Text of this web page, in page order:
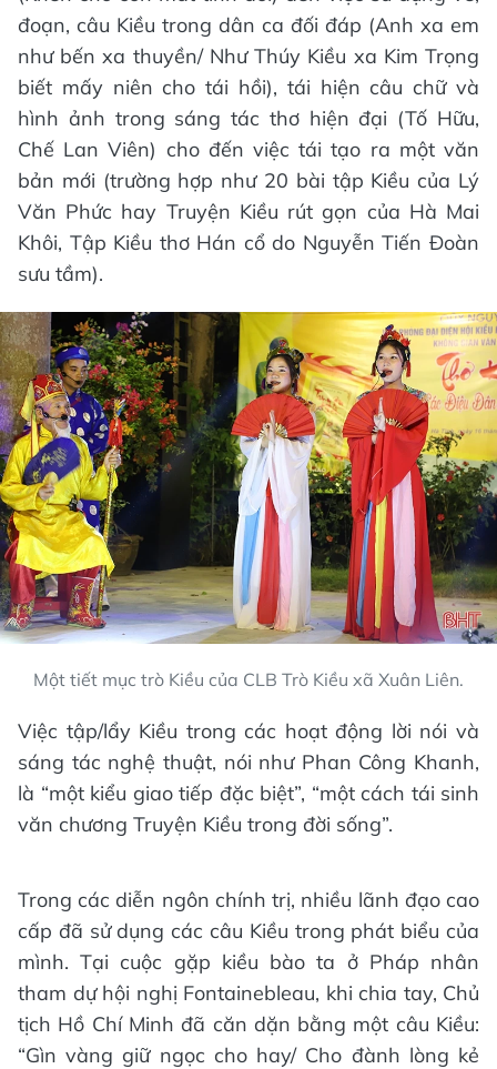
đoạn, câu Kiều trong dân ca đối đáp (Anh xa em
như bến xa thuyền/ Như Thúy Kiều xa Kim Trọng
biết mấy niên cho tái hồi), tái hiện câu chữ và
hình ảnh trong sáng tác thơ hiện đại (Tố Hữu,
Chế Lan Viên) cho đến việc tái tạo ra một văn
bản mới (trường hợp như 20 bài tập Kiều của Lý
Văn Phức hay Truyện Kiều rút gọn của Hà Mai
Khôi, Tập Kiều thơ Hán cổ do Nguyễn Tiến Đoàn
sưu tầm).
Một tiết mục trò Kiều của CLB Trò Kiều xã Xuân Liên.
Việc tập/lẩy Kiều trong các hoạt động lời nói và
sáng tác nghệ thuật, nói như Phan Công Khanh,
là “một kiểu giao tiếp đặc biệt”, “một cách tái sinh
văn chương Truyện Kiều trong đời sống”.
Trong các diễn ngôn chính trị, nhiều lãnh đạo cao
cấp đã sử dụng các câu Kiều trong phát biểu của
mình. Tại cuộc gặp kiều bào ta ở Pháp nhân
tham dự hội nghị Fontainebleau, khi chia tay, Chủ
tịch Hồ Chí Minh đã căn dặn bằng một câu Kiều:
“Gìn vàng giữ ngọc cho hay/ Cho đành lòng kẻ